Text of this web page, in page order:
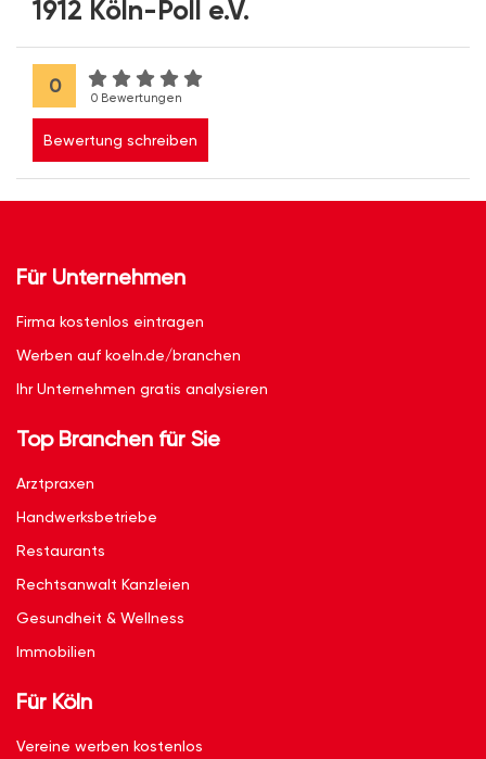
1912 Köln-Poll e.V.
0
0 Bewertungen
Bewertung schreiben
Für Unternehmen
Firma kostenlos eintragen
Werben auf koeln.de/branchen
Ihr Unternehmen gratis analysieren
Top Branchen für Sie
Arztpraxen
Handwerksbetriebe
Restaurants
Rechtsanwalt Kanzleien
Gesundheit & Wellness
Immobilien
Für Köln
Vereine werben kostenlos